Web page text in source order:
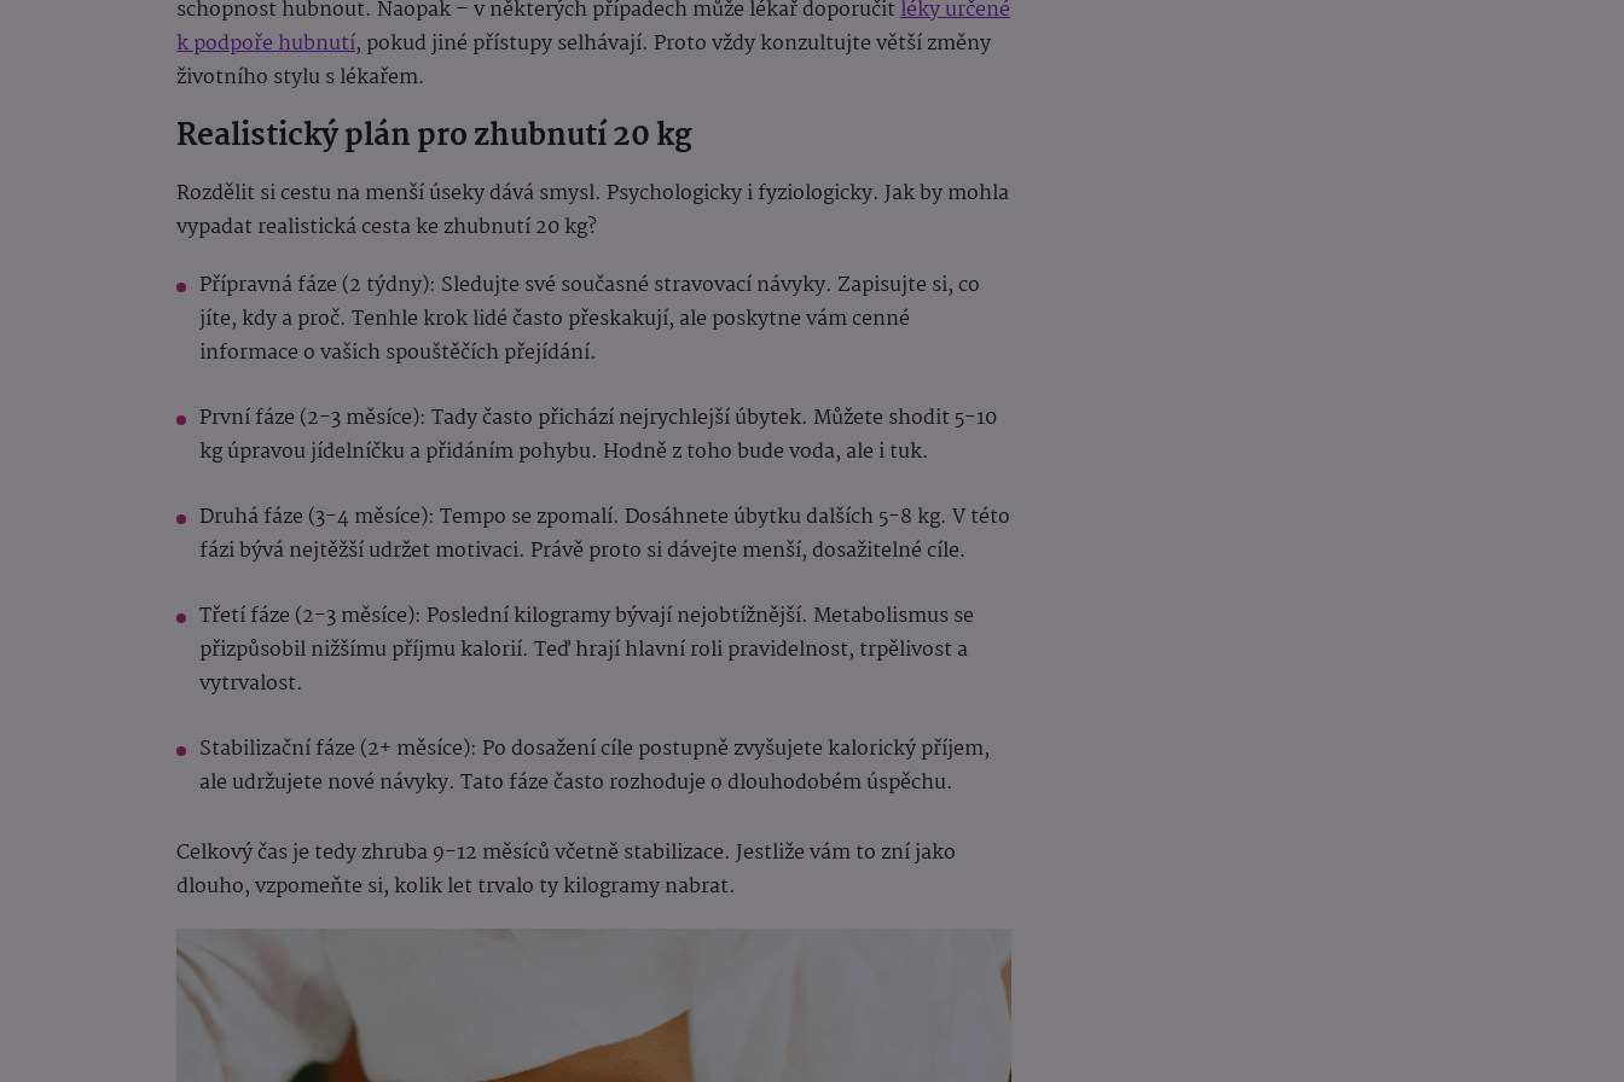
schopnost hubnout. Naopak – v některých případech může lékař doporučitléky určené
k podpoře hubnutí, pokud jiné přístupy selhávají. Proto vždy konzultujte větší změny
životního stylu s lékařem.
Realistický plán pro zhubnutí 20 kg
Rozdělit si cestu na menší úseky dává smysl. Psychologicky i fyziologicky. Jak by mohla
vypadat realistická cesta ke zhubnutí 20 kg?
Přípravná fáze (2 týdny): Sledujte své současné stravovací návyky. Zapisujte si, co
jíte, kdy a proč. Tenhle krok lidé často přeskakují, ale poskytne vám cenné
informace o vašich spouštěčích přejídání.
První fáze (2-3 měsíce): Tady často přichází nejrychlejší úbytek. Můžete shodit 5-10
kg úpravou jídelníčku a přidáním pohybu. Hodně z toho bude voda, ale i tuk.
Druhá fáze (3-4 měsíce): Tempo se zpomalí. Dosáhnete úbytku dalších 5-8 kg. V této
fázi bývá nejtěžší udržet motivaci. Právě proto si dávejte menší, dosažitelné cíle.
Třetí fáze (2-3 měsíce): Poslední kilogramy bývají nejobtížnější. Metabolismus se
přizpůsobil nižšímu příjmu kalorií. Teď hrají hlavní roli pravidelnost, trpělivost a
vytrvalost.
Stabilizační fáze (2+ měsíce): Po dosažení cíle postupně zvyšujete kalorický příjem,
ale udržujete nové návyky. Tato fáze často rozhoduje o dlouhodobém úspěchu.
Celkový čas je tedy zhruba 9-12 měsíců včetně stabilizace. Jestliže vám to zní jako
dlouho, vzpomeňte si, kolik let trvalo ty kilogramy nabrat.